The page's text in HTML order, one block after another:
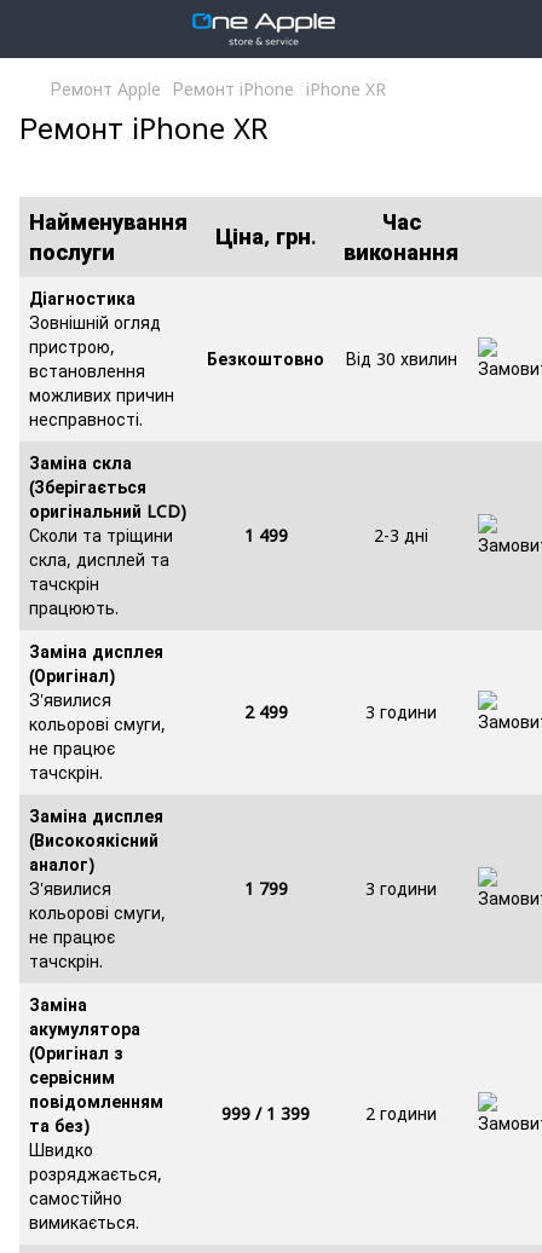
Ремонт Apple Ремонт iPhone iPhone XR
Ремонт iPhone XR
Найменування
послуги
Ціна, грн.
Час
виконання
Діагностика
Зовнішній огляд
пристрою,
встановлення
можливих причин
несправності.
Безкоштовно Від 30 хвилин
Заміна скла
(Зберігається
оригінальний LCD)
Сколи та тріщини
скла, дисплей та
тачскрін
працюють.
1 499 2-3 дні
Заміна дисплея
(Оригінал)
З'явилися
кольорові смуги,
не працює
тачскрін.
2 499 3 години
Заміна дисплея
(Високоякісний
аналог)
З'явилися
кольорові смуги,
не працює
тачскрін.
1 799 3 години
Заміна
акумулятора
(Оригінал з
сервісним
повідомленням
та без)
Швидко
розряджається,
самостійно
вимикається.
999 / 1 399 2 години